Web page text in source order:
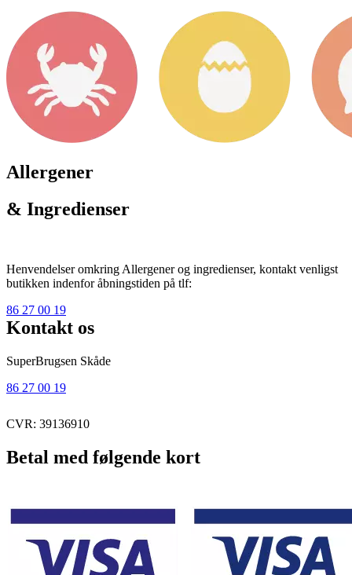
Allergener
& Ingredienser
Henvendelser omkring Allergener og ingredienser, kontakt venligst
butikken indenfor åbningstiden på tlf:
86 27 00 19
Kontakt os
SuperBrugsen Skåde
86 27 00 19
CVR: 39136910
Betal med følgende kort